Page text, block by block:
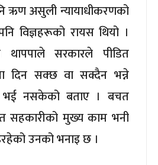
ऋण असुली न्यायाधीकरणको
विज्ञहरूको रायस थियो ।
सरकारले पीडित
दिन सक्छ वा सक्दैन भन्ने
नसकेको बताए । बचत
सहकारीको मुख्य काम भनी
उनको भनाइ छ ।